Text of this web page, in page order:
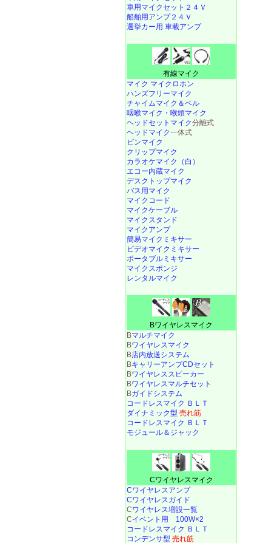
車用マイクセット２４Ｖ
船舶用アンプ２４Ｖ
選挙カー用 車載アンプ
有線マイク
マイク マイクロホン
ハンズフリーマイク
チャイムマイク＆ベル
咽喉マイク・喉頭マイク
ヘッドセットマイク分離式
ヘッドマイク一体式
ピンマイク
クリップマイク
カラオケマイク（白）
エコー内蔵マイク
デスクトップマイク
バス用マイク
マイクコード
マイクケーブル
マイクスタンド
マイクアンプ
簡易マイクミキサー
ビデオマイクミキサー
ポータブルミキサー
マイクスポンジ
レンタルマイク
Bワイヤレスマイク
Bマルチマイク
Bワイヤレスマイク
B店内放送システム
BキャリーアンプCDセット
Bワイヤレススピーカー
Bワイヤレスマルチセット
Bガイドシステム
コードレスマイク ＢＬＴ
ダイナミック型 売れ筋
コードレスマイク ＢＬＴ
モジュール＆ジャック
Cワイヤレスマイク
Cワイヤレスアンプ
Cワイヤレスガイド
Cワイヤレス増設一覧
Cイベント用 100W×2
コードレスマイク ＢＬＴ
コンデンサ型 売れ筋